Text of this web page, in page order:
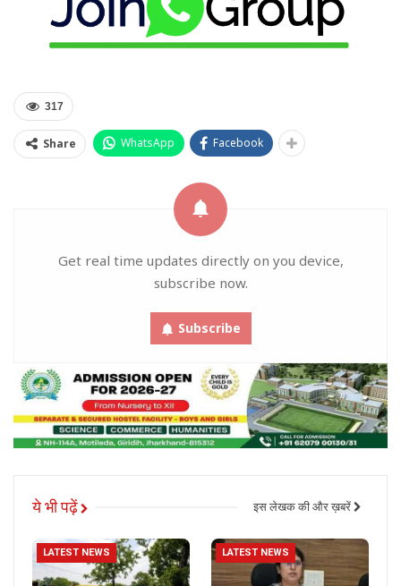
317
Share WhatsApp Facebook
Get real time updates directly on you device,
subscribe now.
Subscribe
ये भी पढ़ें इस लेखक की और ख़बरें
LATEST NEWS LATEST NEWS